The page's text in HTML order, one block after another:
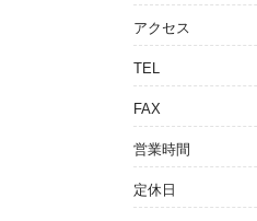
アクセス
TEL
FAX
営業時間
定休日